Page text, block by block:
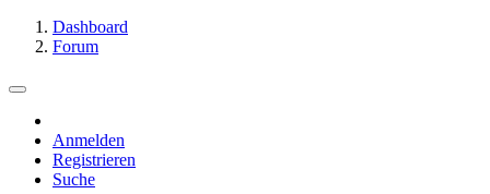
Dashboard
Forum
Anmelden
Registrieren
Suche